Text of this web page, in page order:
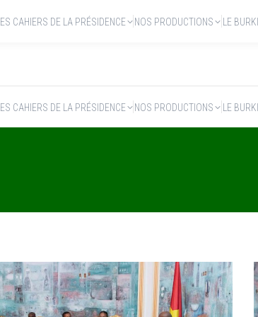
LES CAHIERS DE LA PRÉSIDENCE NOS PRODUCTIONS LE
LES CAHIERS DE LA PRÉSIDENCE NOS PRODUCTIONS LE